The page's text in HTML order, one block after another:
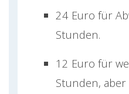
24 Euro für
Stunden.
12 Euro für
Stunden,